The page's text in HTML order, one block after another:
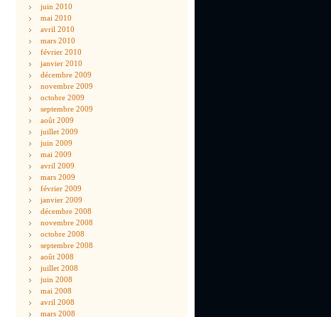
juin 2010
mai 2010
avril 2010
mars 2010
février 2010
janvier 2010
décembre 2009
novembre 2009
octobre 2009
septembre 2009
août 2009
juillet 2009
juin 2009
mai 2009
avril 2009
mars 2009
février 2009
janvier 2009
décembre 2008
novembre 2008
octobre 2008
septembre 2008
août 2008
juillet 2008
juin 2008
mai 2008
avril 2008
mars 2008